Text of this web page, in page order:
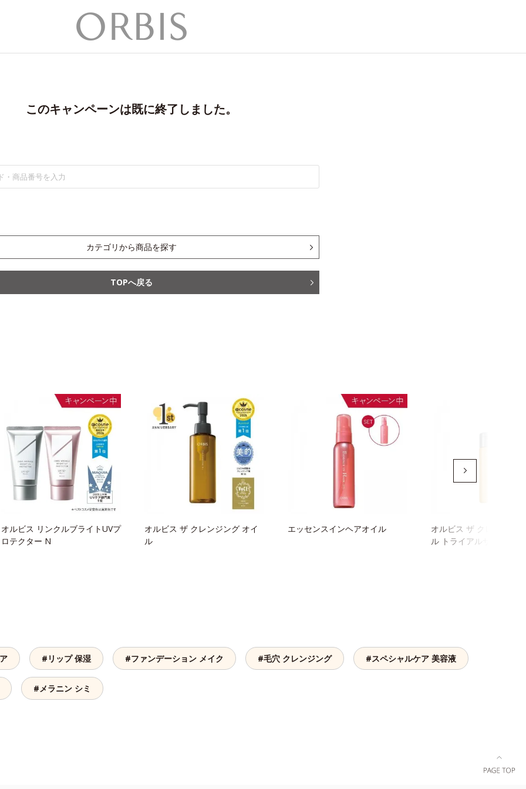
このキャンペーンは既に終了しました。
カテゴリから商品を探す
TOPへ戻る
オルビス リンクルブライトUVプ
ロテクター N
オルビス ザ クレンジング オイ
ル
エッセンスインヘアオイル
オルビス ザ クレンジン
ル トライアルサイズ
#リップ 保湿 #ファンデーション メイク #毛穴 クレンジング #スペシャルケア 美容液
#メラニン シミ